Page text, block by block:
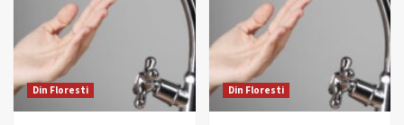
Din Floresti Din Floresti